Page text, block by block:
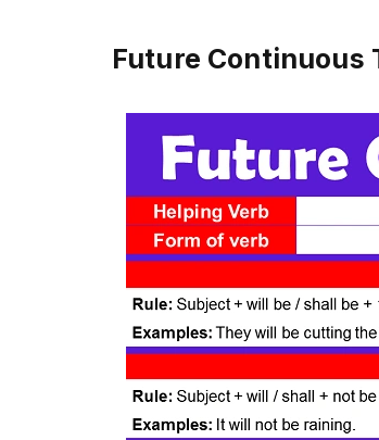
Future Continuous